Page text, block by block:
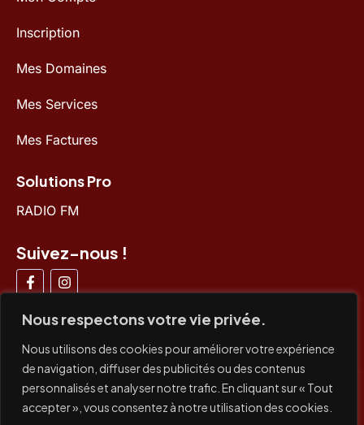
Nous respectons votre vie privée.
Nous utilisons des cookies pour améliorer votre expérience
de navigation, diffuser des publicités ou des contenus
personnalisés et analyser notre trafic. En cliquant sur « Tout
accepter », vous consentez à notre utilisation des cookies.
Inscription
Mes Domaines
Mes Services
Mes Factures
Solutions Pro
RADIO FM
Suivez-nous !
Paiements acceptés
CB /CB x3/ Paypal / Virement bancaire / Prélèvement